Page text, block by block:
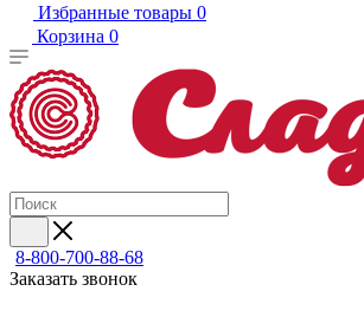
Избранные товары 0
Корзина 0
8-800-700-88-68
Заказать звонок